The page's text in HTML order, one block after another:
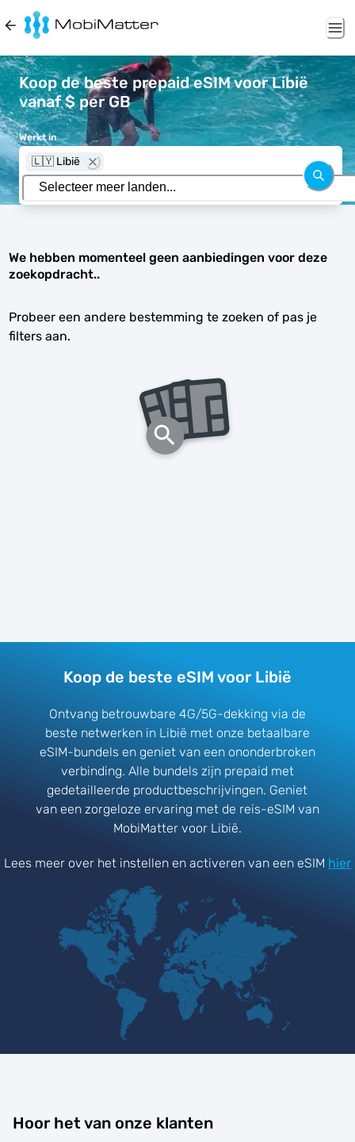
Koop de beste prepaid eSIM voor Libië
vanaf $ per GB
Werkt in
🇱🇾 Libië
We hebben momenteel geen aanbiedingen voor deze
zoekopdracht..
Probeer een andere bestemming te zoeken of pas je
filters aan.
Koop de beste eSIM voor Libië
Ontvang betrouwbare 4G/5G-dekking via de
beste netwerken in Libië met onze betaalbare
eSIM-bundels en geniet van een ononderbroken
verbinding. Alle bundels zijn prepaid met
gedetailleerde productbeschrijvingen. Geniet
van een zorgeloze ervaring met de reis-eSIM van
MobiMatter voor Libië.
Lees meer over het instellen en activeren van een eSIM hier
Hoor het van onze klanten